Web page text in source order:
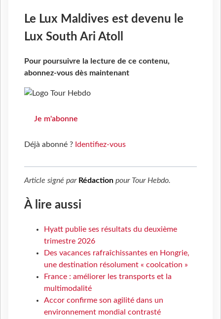
Le Lux Maldives est devenu le
Lux South Ari Atoll
Pour poursuivre la lecture de ce contenu,
abonnez-vous dès maintenant
Je m'abonne
Déjà abonné ? Identifiez-vous
Article signé par Rédaction pour Tour Hebdo.
À lire aussi
Hyatt publie ses résultats du deuxième
trimestre 2026
Des vacances rafraîchissantes en Hongrie,
une destination résolument « coolcation »
France : améliorer les transports et la
multimodalité
Accor confirme son agilité dans un
environnement mondial contrasté